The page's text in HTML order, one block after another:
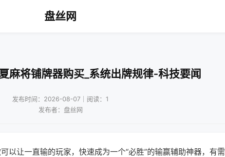
盘丝网
麻将铺牌器购买_系统出牌规律-科技要闻
发布时间：2026-08-07｜阅读：1
发布者：盘丝网
以让一直输的玩家，快速成为一个“必胜”的输赢辅助神器，有需